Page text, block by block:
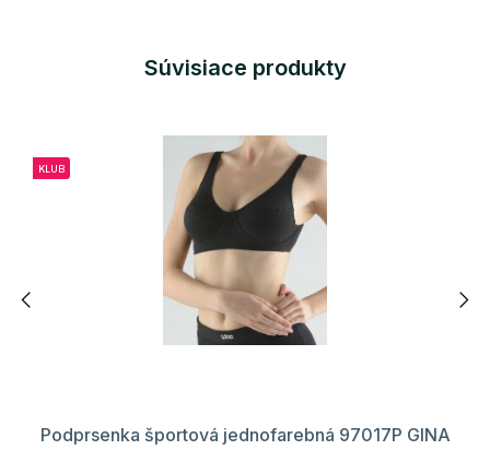
Súvisiace produkty
KLUB
Podprsenka športová jednofarebná 97017P GINA